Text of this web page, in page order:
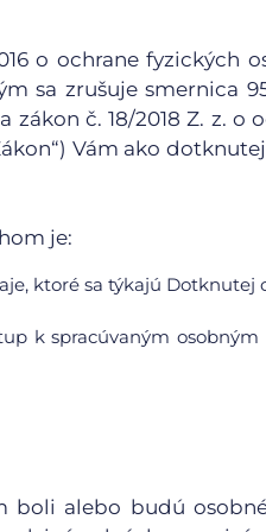
o ochrane fyzických
sa zrušuje smernica
č. 18/2018 Z. z. o
Vám ako
je:
ktoré sa týkajú Dotknutej
k spracúvaným
boli alebo budú